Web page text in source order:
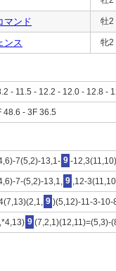
マンド 牡2
ンス 牝2
- 11.5 - 12.2 - 12.0 - 12.8 -
48.6 - 3F 36.5
7(5,2)-13,1- 9 -
7-(5,2)-13,1, 9 ,12-
9 )(5,12)-11-3-10-
9 (7,2,1)(12,11)=(5,3)-